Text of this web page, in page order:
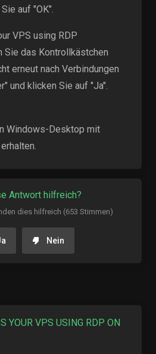
auf "OK".
Sie das Kontrollkästchen
erneut nach Verbindungen
und klicken Sie auf "Ja".
Windows-Desktop mit
Antwort hilfreich?
dies hilfreich (653 Stimmen)
Nein
YOUR VPS USING RDP ON